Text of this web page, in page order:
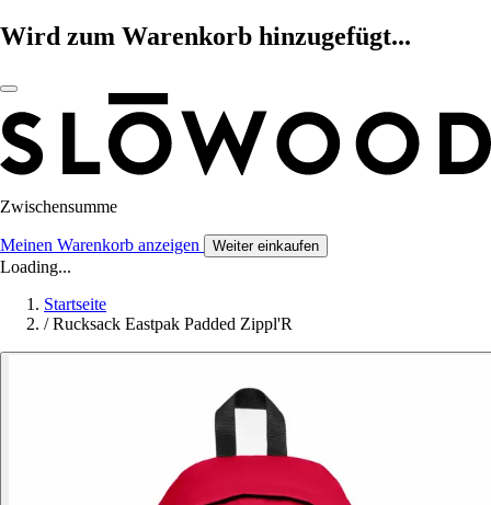
Wird zum Warenkorb hinzugefügt...
Zwischensumme
Meinen Warenkorb anzeigen Weiter einkaufen
Loading...
Startseite
/ Rucksack Eastpak Padded Zippl'R